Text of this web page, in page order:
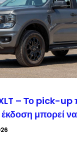
– Το pick-up
μπορεί